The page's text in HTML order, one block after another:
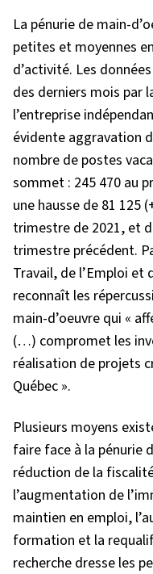
La pénurie de main-
petites et moyennes
d’activité. Les
des derniers mois par
l’entreprise
évidente aggravation
nombre de postes
sommet : 245 470 au
une hausse de 81 125
trimestre de 2021, et
trimestre précédent.
Travail, de l’Emploi et
reconnaît les
main-d’oeuvre qui «
(…) compromet les
réalisation de projets
Québec ».
Plusieurs moyens
faire face à la pénurie
réduction de la
l’augmentation de
maintien en emploi,
formation et la
recherche dresse les